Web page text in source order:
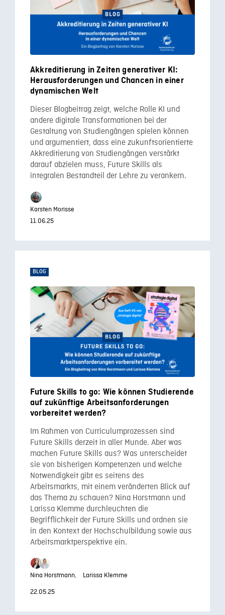
Akkreditierung in Zeiten generativer KI:
Herausforderungen und Chancen in einer
dynamischen Welt
Dieser Blogbeitrag zeigt, welche Rolle KI und
andere digitale Transformationen bei der
Gestaltung von Studiengängen spielen können
und argumentiert, dass eine zukunftsorientierte
Akkreditierung von Studiengängen verstärkt
darauf abzielen muss, Future Skills als
integralen Bestandteil der Lehre zu verankern.
Karsten Morisse
11.06.25
BLOG
Future Skills to go: Wie können Studierende
auf zukünftige Arbeitsanforderungen
vorbereitet werden?
Im Rahmen von Curriculumprozessen sind
Future Skills derzeit in aller Munde. Aber was
machen Future Skills aus? Was unterscheidet
sie von bisherigen Kompetenzen und welche
Notwendigkeit gibt es seitens des
Arbeitsmarkts, mit einem veränderten Blick auf
das Thema zu schauen? Nina Horstmann und
Larissa Klemme durchleuchten die
Begrifflichkeit der Future Skills und ordnen sie
in den Kontext der Hochschulbildung sowie aus
Arbeitsmarktperspektive ein.
Nina Horstmann,
Larissa Klemme
22.05.25